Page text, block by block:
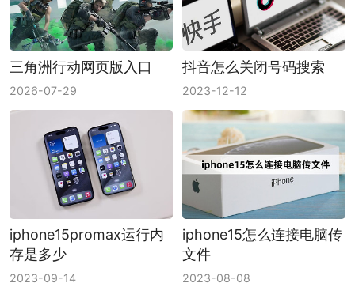
三角洲行动网页版入口
2026-07-29
抖音怎么关闭号码搜索
2023-12-12
iphone15promax运行内
存是多少
2023-09-14
iphone15怎么连接电脑传
文件
2023-08-08